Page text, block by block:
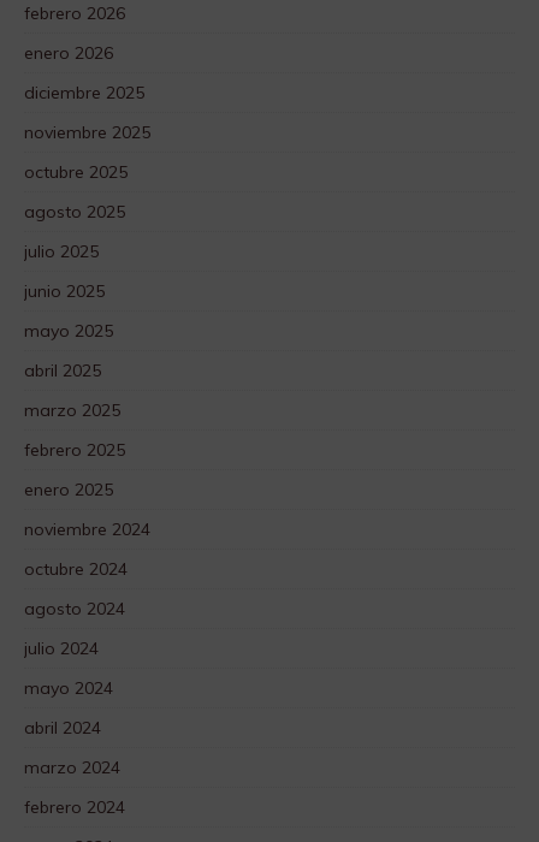
febrero 2026
enero 2026
diciembre 2025
noviembre 2025
octubre 2025
agosto 2025
julio 2025
junio 2025
mayo 2025
abril 2025
marzo 2025
febrero 2025
enero 2025
noviembre 2024
octubre 2024
agosto 2024
julio 2024
mayo 2024
abril 2024
marzo 2024
febrero 2024